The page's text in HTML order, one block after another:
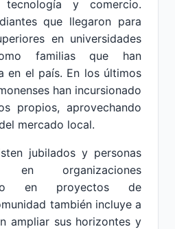
tecnología y comercio.
que llegaron para
en universidades
familias que han
en el país. En los últimos
han incursionado
propios, aprovechando
mercado local.
jubilados y personas
organizaciones
o en proyectos de
también incluye a
ampliar sus horizontes y